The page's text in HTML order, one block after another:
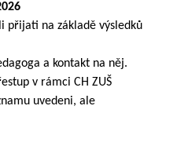
přijati na základě výsledků
a kontakt na něj.
v rámci CH ZUŠ
uvedeni, ale